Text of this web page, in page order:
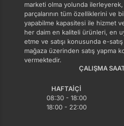
marketi olma yolunda
parçalarının tüm özelliklerini ve
yapabilme kapasitesi ile hizmet
her daim en kaliteli ürünleri, en
etme ve satışı konusunda e-
mağaza üzerinden satış yapma
vermektedir.
ÇALIŞMA
HAFTAIÇI
08:30 - 18:00
18:00 - 22:00